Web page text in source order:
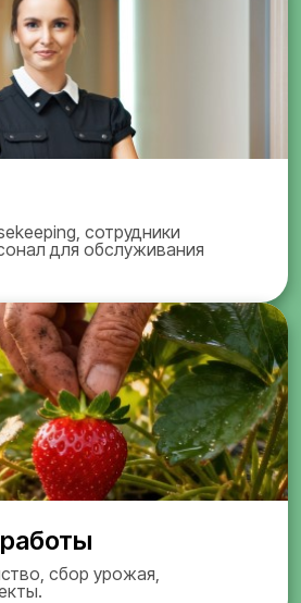
сотрудники
для обслуживания
сбор урожая,